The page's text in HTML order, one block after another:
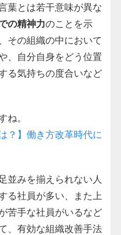
葉とは若干意味が異な
の精神力のことを示
その組織の中において
、自分自身をどう位置
る気持ちの度合いなど
ね。
？】働き方改革時代に
並みを揃えられない人
る社員が多い、また上
苦手な社員がいるなど
、有効な組織改善手法